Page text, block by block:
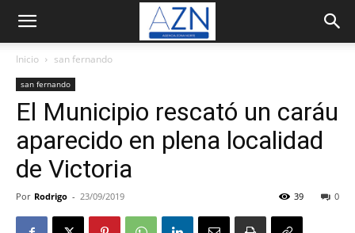
Inicio san fernando
san fernando
El Municipio rescató un caráu
aparecido en plena localidad
de Victoria
Por Rodrigo - 23/09/2019 0
39